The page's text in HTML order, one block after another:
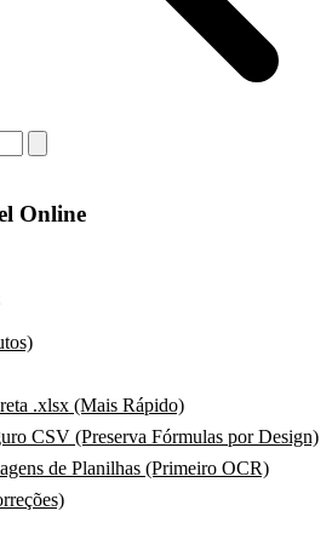
Online
.xlsx (Mais Rápido)
CSV (Preserva Fórmulas por Design)
de Planilhas (Primeiro OCR)